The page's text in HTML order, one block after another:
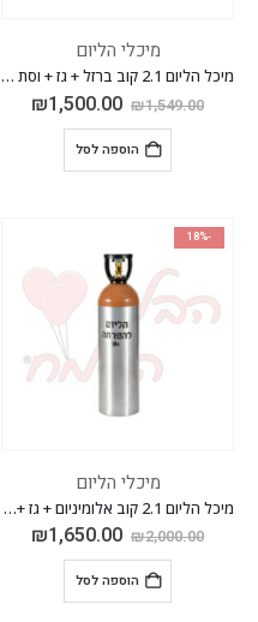
מיכלי הליום
מיכל הליום 2.1 קוב ברזל + גז + וסת מהיר לניפוח בלונים
₪1,549.00
₪1,500.00
הוספה לסל
-18%
מיכלי הליום
מיכל הליום 2.1 קוב אלומיניום + גז + וסת מהיר לניפוח בלונים
₪2,000.00
₪1,650.00
הוספה לסל